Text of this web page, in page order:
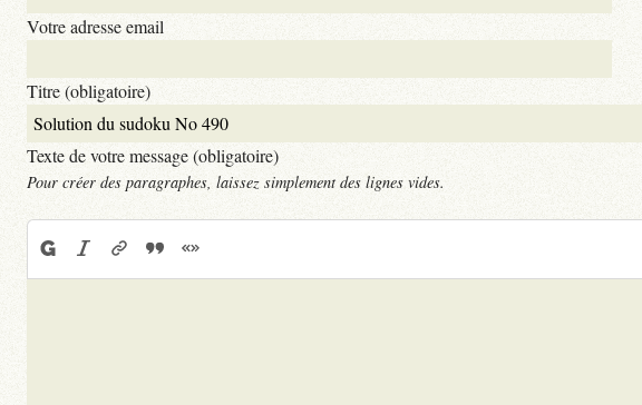
Votre adresse email
Titre (obligatoire)
Texte de votre message (obligatoire)
Pour créer des paragraphes, laissez simplement des lignes vides.